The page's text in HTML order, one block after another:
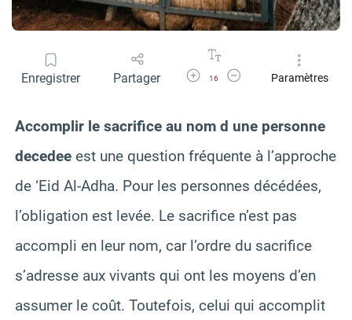
Enregistrer Partager Agrandir la police
16
Réduire la policeParamètres
Accomplir le sacrifice au nom d une personne
decedee est une question fréquente à l’approche
de ‘Eid Al-Adha. Pour les personnes décédées,
l’obligation est levée. Le sacrifice n’est pas
accompli en leur nom, car l’ordre du sacrifice
s’adresse aux vivants qui ont les moyens d’en
assumer le coût. Toutefois, celui qui accomplit